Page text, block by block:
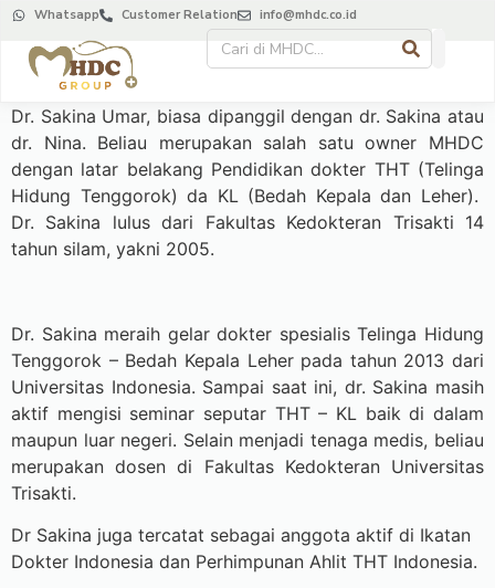
Whatsapp Customer Relation info@mhdc.co.id
Dr. Sakina Umar, biasa dipanggil dengan dr. Sakina atau
dr. Nina. Beliau merupakan salah satu owner MHDC
dengan latar belakang Pendidikan dokter THT (Telinga
Hidung Tenggorok) da KL (Bedah Kepala dan Leher).
Dr. Sakina lulus dari Fakultas Kedokteran Trisakti 14
tahun silam, yakni 2005.
Dr. Sakina meraih gelar dokter spesialis Telinga Hidung
Tenggorok – Bedah Kepala Leher pada tahun 2013 dari
Universitas Indonesia. Sampai saat ini, dr. Sakina masih
aktif mengisi seminar seputar THT – KL baik di dalam
maupun luar negeri. Selain menjadi tenaga medis, beliau
merupakan dosen di Fakultas Kedokteran Universitas
Trisakti.
Dr Sakina juga tercatat sebagai anggota aktif di Ikatan
Dokter Indonesia dan Perhimpunan Ahlit THT Indonesia.